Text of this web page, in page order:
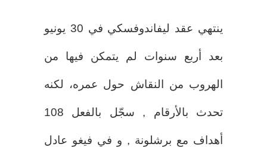
ينتهي عقد ليفاندوفسكي في 30 يونيو
بعد أربع سنوات لم يتمكن فيها من
الهروب من النقاش حول عمره، لكنه
تحدث بالأرقام , سجّل بالفعل 108
أهداف مع برشلونة , و في فيغو عادل